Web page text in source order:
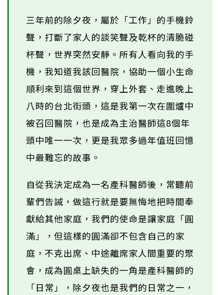
三年前的除夕夜，屬於「工作」的手機鈴
聲，打斷了家人的談笑聲及乾杯的清脆碰
杯聲，世界突然安靜。所有人看向我的手
機，我知道我該回醫院，協助一個小生命
順利來到這個世界，穿上外套、走進晚上
八時的台北街頭，這是我第一次在圍爐中
被召回醫院，也是成為主治醫師這8個年
頭中唯一一次，更是我眾多過年值班回憶
中最難忘的故事。
自從我決定成為一名產科醫師後，常聽前
輩們告誡，做這行就是要無悔地把時間奉
獻給其他家庭，我們的使命是讓家庭「圓
滿」，但這樣的圓滿卻不包含自己的家
庭，不克出席、中途離席家人間重要的聚
會，成為圓桌上缺失的一角是產科醫師的
「日常」，除夕夜也是我們的日常之一，